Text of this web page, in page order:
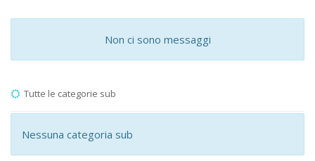
Non ci sono messaggi
Tutte le categorie sub
Nessuna categoria sub